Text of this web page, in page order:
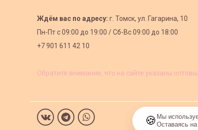
Ждём вас по адресу: г. Томск, ул. Гагарина, 10
Пн-Пт с09:00 до 19:00 /Сб-Вс 09:00 до 18:00
+7 901 611 42 10
Обратите внимание, что на сайте указаны
🍪 Мы
Оставаясь